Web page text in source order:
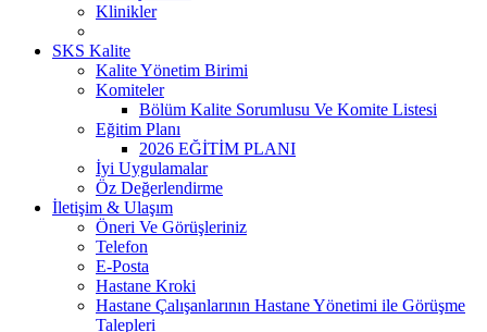
Klinikler
SKS Kalite
Kalite Yönetim Birimi
Komiteler
Bölüm Kalite Sorumlusu Ve Komite Listesi
Eğitim Planı
2026 EĞİTİM PLANI
İyi Uygulamalar
Öz Değerlendirme
İletişim & Ulaşım
Öneri Ve Görüşleriniz
Telefon
E-Posta
Hastane Kroki
Hastane Çalışanlarının Hastane Yönetimi ile Görüşme
Talepleri